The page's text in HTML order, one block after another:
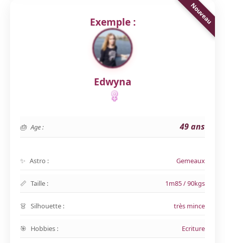
Exemple :
Edwyna
Age : 49 ans
Astro : Gemeaux
Taille : 1m85 / 90kgs
Silhouette : très mince
Hobbies : Ecriture